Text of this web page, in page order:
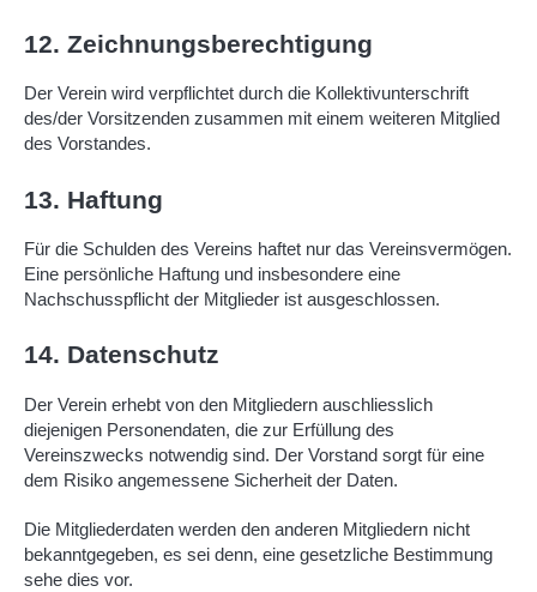
12. Zeichnungsberechtigung
Der Verein wird verpflichtet durch die Kollektivunterschrift
des/der Vorsitzenden zusammen mit einem weiteren Mitglied
des Vorstandes.
13. Haftung
Für die Schulden des Vereins haftet nur das Vereinsvermögen.
Eine persönliche Haftung und insbesondere eine
Nachschusspflicht der Mitglieder ist ausgeschlossen.
14. Datenschutz
Der Verein erhebt von den Mitgliedern auschliesslich
diejenigen Personendaten, die zur Erfüllung des
Vereinszwecks notwendig sind. Der Vorstand sorgt für eine
dem Risiko angemessene Sicherheit der Daten.
Die Mitgliederdaten werden den anderen Mitgliedern nicht
bekanntgegeben, es sei denn, eine gesetzliche Bestimmung
sehe dies vor.